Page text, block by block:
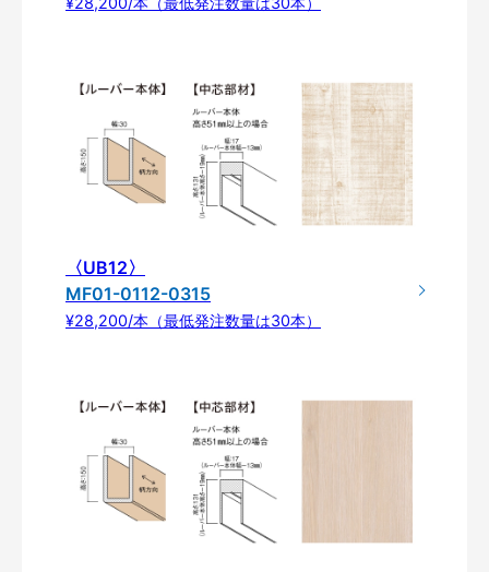
〈UB12〉
MF01-0112-0315
¥28,200/本（最低発注数量は30本）